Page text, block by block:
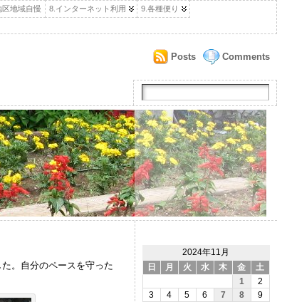
区地域自慢 8.インターネット利用
9.各種便り
Comments
Posts
。自分のペースを守った
2024年11月
日
月 火 水 木 金 土
1
2
3
4 5 6 7 8
9